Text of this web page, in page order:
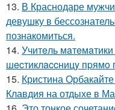
13. В Краснодаре
девушку в
познакомиться.
14. Учитeль
шecтиклaccницy пpямo
15. Кристина
Клавдия на отдыхе в